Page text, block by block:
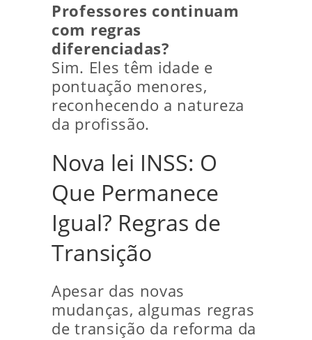
Professores continuam
com regras
diferenciadas?
Sim. Eles têm idade e
pontuação menores,
reconhecendo a natureza
da profissão.
Nova lei INSS: O
Que Permanece
Igual? Regras de
Transição
Apesar das novas
mudanças, algumas regras
de transição da reforma da